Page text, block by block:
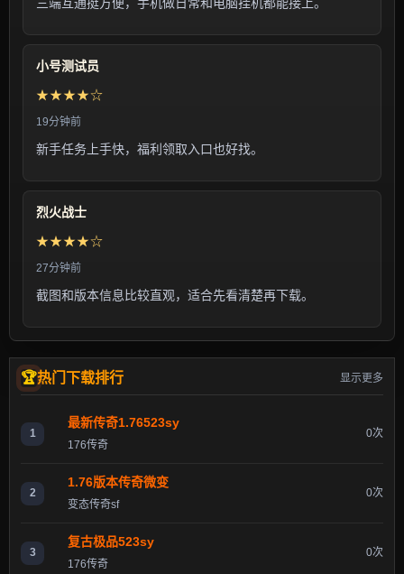
小号测试员
★★★★☆
19分钟前
新手任务上手快，福利领取入口也好找。
烈火战士
★★★★☆
27分钟前
截图和版本信息比较直观，适合先看清楚再下载。
热门下载排行 显示更多
1
最新传奇1.76523sy
176传奇
0次
2
1.76版本传奇微变
变态传奇sf
0次
3
复古极品523sy
176传奇
0次